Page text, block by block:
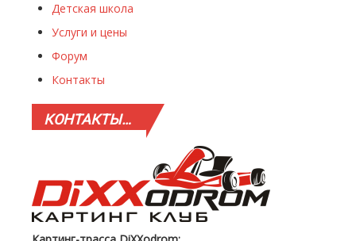
Детская школа
Услуги и цены
Форум
Контакты
КОНТАКТЫ…